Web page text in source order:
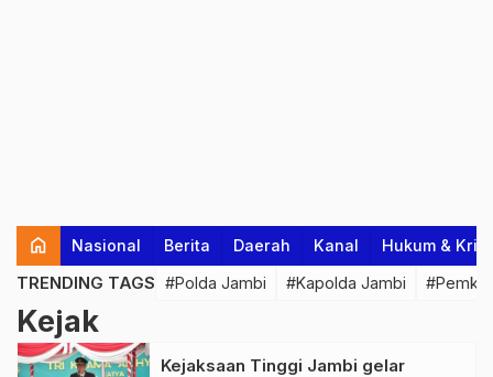
home Nasional Berita Daerah Kanal Hukum &
TRENDING TAGS #Polda Jambi #Kapolda Jambi
Kejak
Kejaksaan Tinggi Jambi gelar